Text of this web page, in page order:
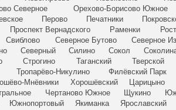
Северное
Орехово-Борисово Южное
Перово Печатники
Проспект Вернадского Раменки
Свиблово Северное Бутово
Северное
Северный Силино Сокол
Строгино Таганский
Тверской
Тропарёво-Никулино
Филёвский Парк
Мнёвники Хорошёвский
Царицыно
Чертаново Южное Щукино
Южнопортовый Якиманка Ярославский